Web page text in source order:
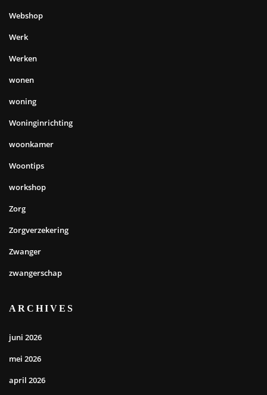
Webshop
Werk
Werken
wonen
woning
Woninginrichting
woonkamer
Woontips
workshop
Zorg
Zorgverzekering
Zwanger
zwangerschap
ARCHIVES
juni 2026
mei 2026
april 2026